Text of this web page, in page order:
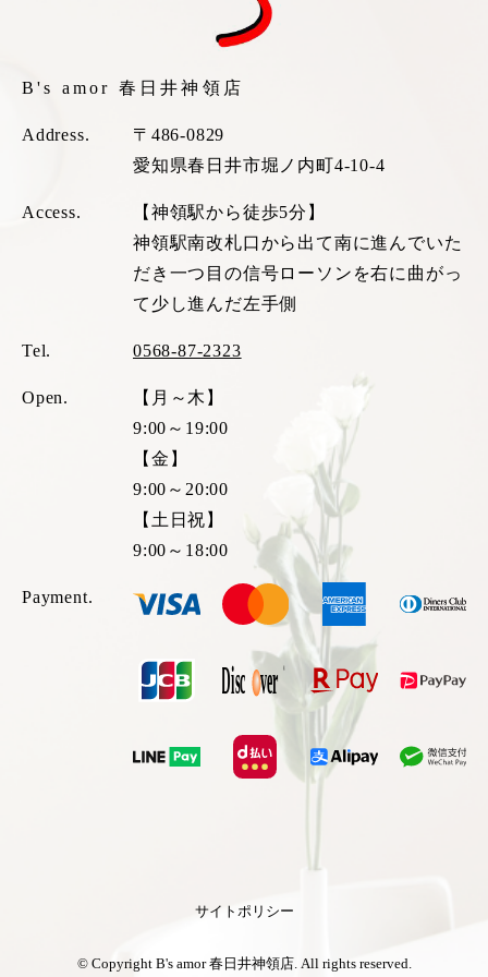
B's amor 春日井神領店
Address.
〒486-0829
愛知県春日井市堀ノ内町4-10-4
Access.
【神領駅から徒歩5分】
神領駅南改札口から出て南に進んでいた
だき一つ目の信号ローソンを右に曲がっ
て少し進んだ左手側
Tel. 0568-87-2323
Open.
【月～木】
9:00～19:00
【金】
9:00～20:00
【土日祝】
9:00～18:00
Payment.
サイトポリシー
© Copyright B's amor 春日井神領店. All rights reserved.